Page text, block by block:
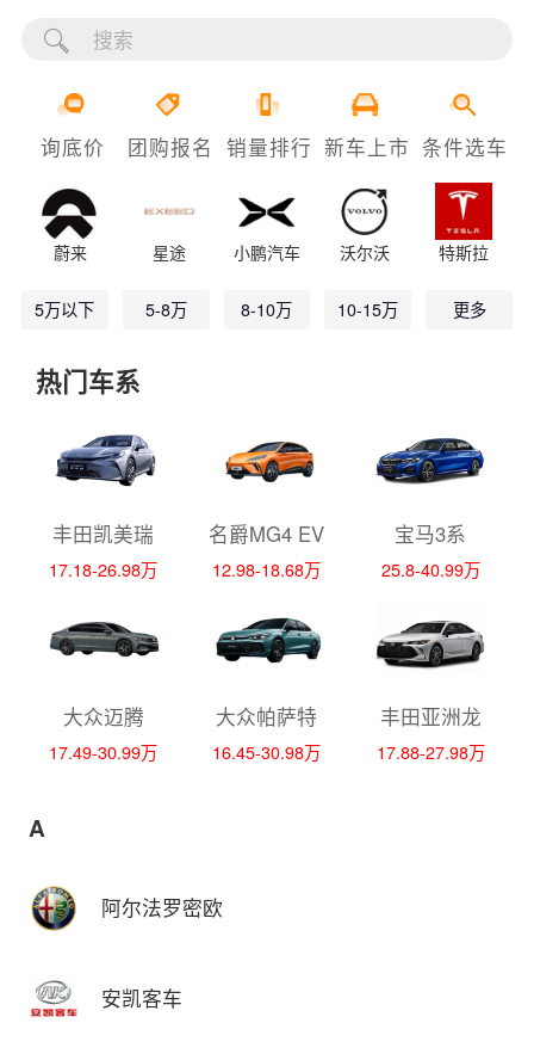
询底价 团购报名 销量排行 新车上市 条件选车
蔚来 星途 小鹏汽车 沃尔沃 特斯拉
5万以下 5-8万 8-10万 10-15万 更多
热门车系
丰田凯美瑞
17.18-26.98万
名爵MG4 EV
12.98-18.68万
宝马3系
25.8-40.99万
大众迈腾
17.49-30.99万
大众帕萨特
16.45-30.98万
丰田亚洲龙
17.88-27.98万
A
阿尔法罗密欧
安凯客车